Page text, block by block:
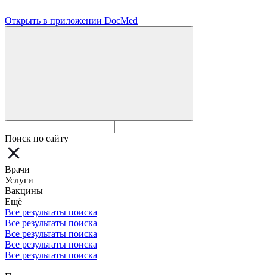
Открыть в приложении DocMed
Поиск по сайту
Врачи
Услуги
Вакцины
Ещё
Все результаты поиска
Все результаты поиска
Все результаты поиска
Все результаты поиска
Все результаты поиска